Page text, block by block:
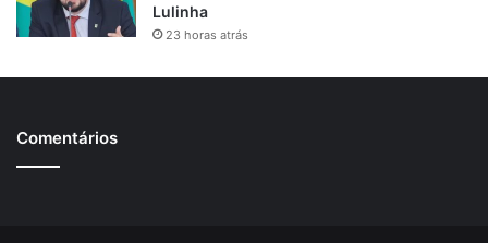
Lulinha
23 horas atrás
Comentários